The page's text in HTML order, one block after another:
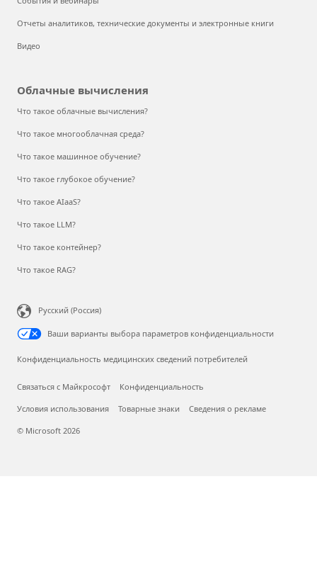
Отчеты аналитиков, технические документы и электронные книги
Видео
Облачные вычисления
Что такое облачные вычисления?
Что такое многооблачная среда?
Что такое машинное обучение?
Что такое глубокое обучение?
Что такое AIaaS?
Что такое LLM?
Что такое контейнер?
Что такое RAG?
Русский (Россия)
Ваши варианты выбора параметров конфиденциальности
Конфиденциальность медицинских сведений потребителей
Связаться с Майкрософт Конфиденциальность
Условия использования Товарные знаки Сведения о рекламе
© Microsoft 2026